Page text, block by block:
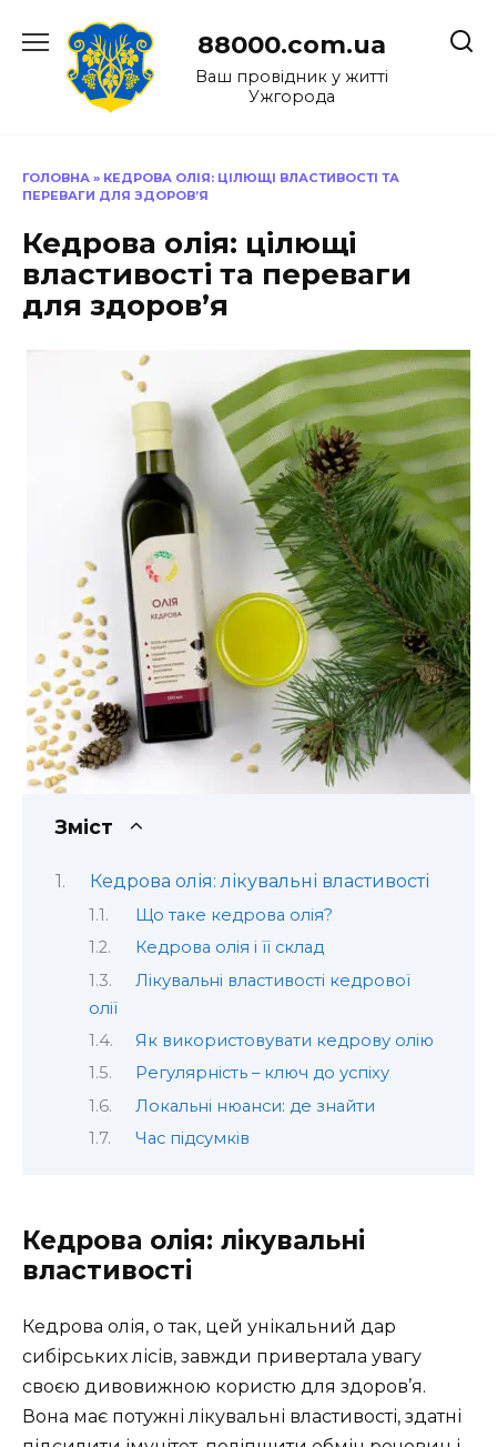
до
88000.com.ua
Ваш провідник у житті
Ужгорода
ГОЛОВНА » КЕДРОВА ОЛІЯ: ЦІЛЮЩІ ВЛАСТИВОСТІ ТА
ПЕРЕВАГИ ДЛЯ ЗДОРОВ’Я
Кедрова олія: цілющі
властивості та переваги
для здоров’я
Зміст
Кедрова олія: лікувальні властивості
Що таке кедрова олія?
Кедрова олія і її склад
Лікувальні властивості кедрової
олії
Як використовувати кедрову олію
Регулярність – ключ до успіху
Локальні нюанси: де знайти
Час підсумків
Кедрова олія: лікувальні
властивості
Кедрова олія, о так, цей унікальний дар
сибірських лісів, завжди привертала увагу
своєю дивовижною користю для здоров’я.
Вона має потужні лікувальні властивості, здатні